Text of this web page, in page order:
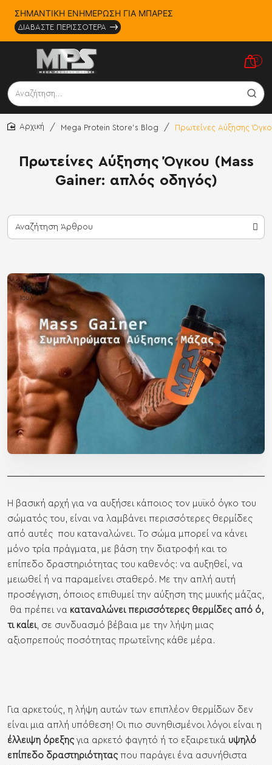
ΣΗΜΑΝΤΙΚΗ ΕΝΗΜΕΡΩΣΗ ΓΙΑ ΜΠΑΡΕΣ
ΔΙΑΒΑΣΤΕ ΠΕΡΙΣΣΟΤΕΡΑ
0
Αναζήτηση...
Πρωτείνες Αύξησης Όγκου (Mass
Gainer: απλός οδηγός)
Mega Protein Store's Blog Πρωτείνες Αύξησης
18
Ιουλ
Η βασική αρχή για να αυξήσει κάποιος τον μυϊκό όγκο του
σώματός του, είναι να λαμβάνει περισσότερες θερμίδες
από αυτές που καταναλώνει. Το σώμα μπορεί να κάνει
μόνο τρία πράγματα, με βάση την διατροφή και το
επίπεδο δραστηριότητας του καθενός: να αυξηθεί, να
μειωθεί ή να παραμείνει σταθερό. Με την απλή αυτή
προσέγγιση, όποιος επιθυμεί την αύξηση της μυικής μάζας,
θα πρέπει να καταναλώνει περισσότερες θερμίδες από ό,
τι καίει, σε συνδυασμό βέβαια με την λήψη μιας
αξιοπρεπούς ποσότητας πρωτεΐνης κάθε μέρα.
Για αρκετούς, η λήψη αυτών των επιπλέον θερμίδων δεν
είναι μια απλή υπόθεση! Οι πιο συνηθισμένοι λόγοι είναι η
έλλειψη όρεξηςγια αρκετό φαγητό ή το εξαιρετικά υψηλό
επίπεδο δραστηριότηταςπου παράγει ένα ασυνήθιστα